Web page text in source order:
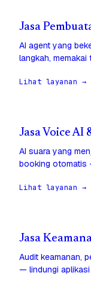
Jasa
AI agent yang
langkah,
Lihat layanan →
Jasa Voice
AI suara yang
booking otomatis
Lihat layanan →
Jasa
Audit keamanan,
— lindungi